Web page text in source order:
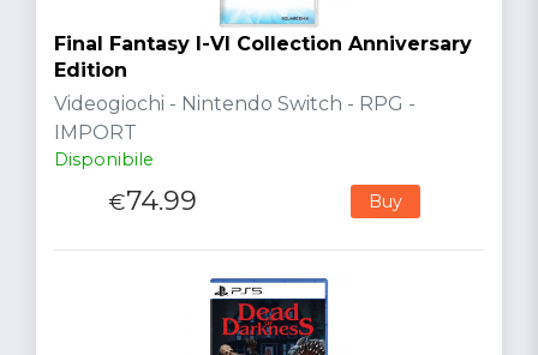
Final Fantasy I-VI Collection Anniversary
Edition
Videogiochi - Nintendo Switch - RPG -
IMPORT
Disponibile
€74.99 Buy